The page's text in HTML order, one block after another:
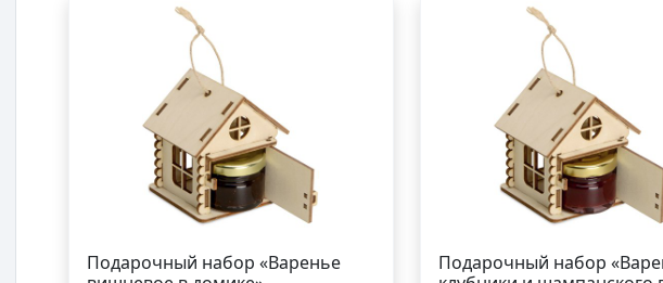
Подарочный набор «Варенье
Подарочный набор